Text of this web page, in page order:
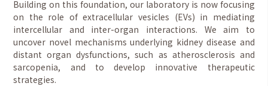
Building on this foundation, our laboratory is now focusing
on the role of extracellular vesicles (EVs) in mediating
intercellular and inter-organ interactions. We aim to
uncover novel mechanisms underlying kidney disease and
distant organ dysfunctions, such as atherosclerosis and
sarcopenia, and to develop innovative therapeutic
strategies.